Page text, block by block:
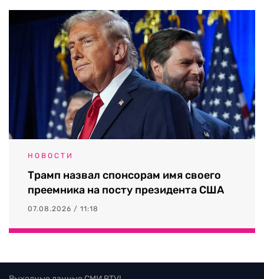
НОВОСТИ
Трамп назвал спонсорам имя своего
преемника на посту президента США
07.08.2026 / 11:18